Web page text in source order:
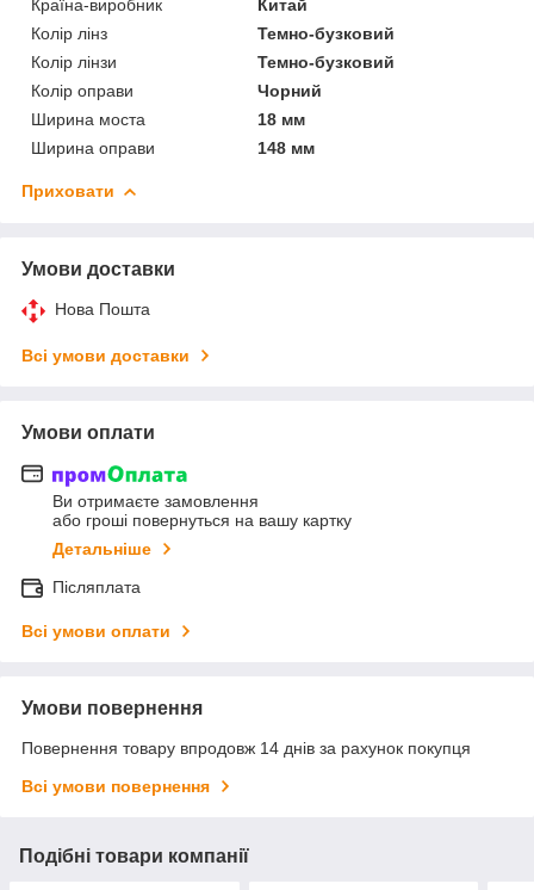
Країна-виробник
Китай
Колір лінз
Темно-бузковий
Колір лінзи
Темно-бузковий
Колір оправи
Чорний
Ширина моста
18 мм
Ширина оправи
148 мм
Приховати
Умови доставки
Нова Пошта
Всі умови доставки
Умови оплати
Ви отримаєте замовлення
або гроші повернуться на вашу картку
Детальніше
Післяплата
Всі умови оплати
Умови повернення
Повернення товару впродовж 14 днів за рахунок покупця
Всі умови повернення
Подібні товари компанії